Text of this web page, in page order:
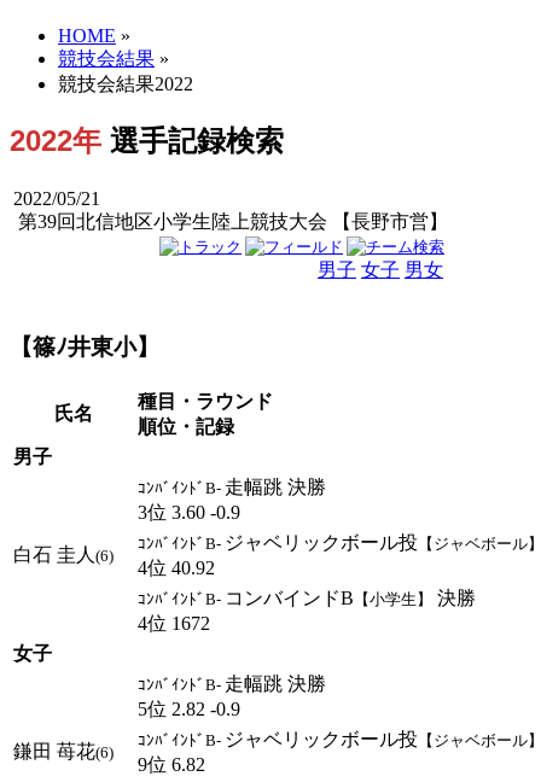
HOME »
競技会結果 »
競技会結果2022
2022年 選手記録検索
2022/05/21
第39回北信地区小学生陸上競技大会 【長野市営】
男子 女子 男女
【篠ﾉ井東小】
氏名
種目・ラウンド
順位・記録
男子
白石 圭人 (6)
ｺﾝﾊﾞｲﾝﾄﾞB- 走幅跳 決勝
3位 3.60 -0.9
ｺﾝﾊﾞｲﾝﾄﾞB- ジャベリックボール投 【ジャベボール
4位 40.92
ｺﾝﾊﾞｲﾝﾄﾞB- コンバインドB 【小学生】
決勝
4位 1672
女子
鎌田 苺花(6)
ｺﾝﾊﾞｲﾝﾄﾞB- 走幅跳 決勝
5位 2.82 -0.9
ｺﾝﾊﾞｲﾝﾄﾞB- ジャベリックボール投 【ジャベボール
9位 6.82